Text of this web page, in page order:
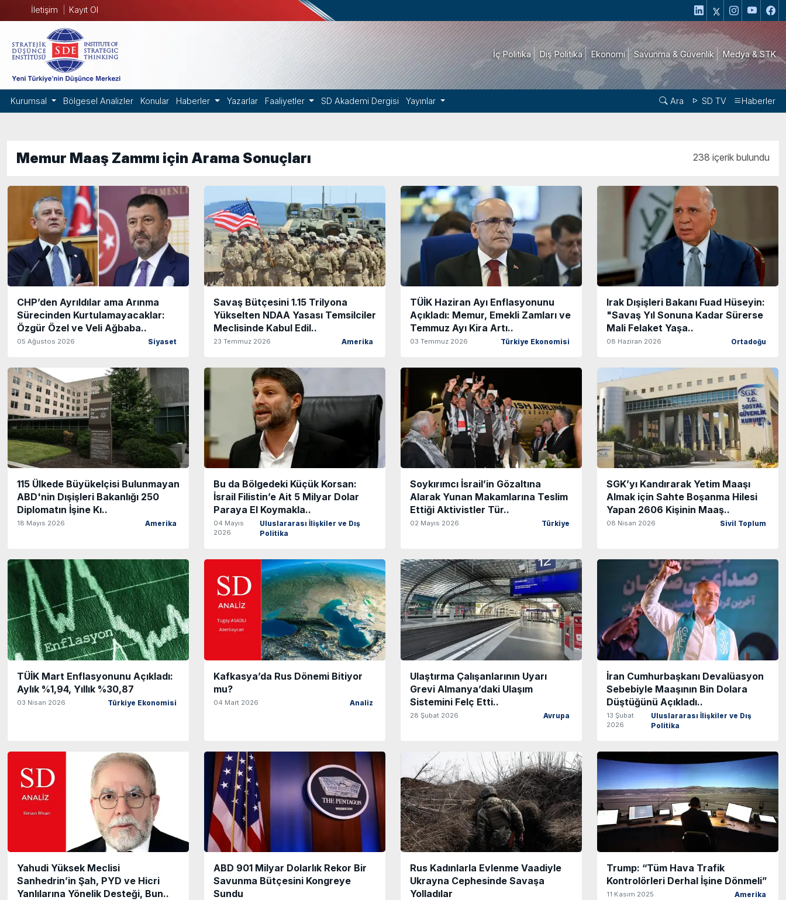
İletişim Kayıt Ol
İç Politika Dış Politika Ekonomi Savunma & Güvenlik Medya & STK
Kurumsal Bölgesel Analizler Konular Haberler Yazarlar Faaliyetler SD Akademi Dergisi Yayınlar Ara SD TV Haberler
Memur Maaş Zammı için Arama Sonuçları 238 içerik bulundu
CHP’den Ayrıldılar ama Arınma
Sürecinden Kurtulamayacaklar:
Özgür Özel ve Veli Ağbaba..
05 Ağustos 2026 Siyaset
Savaş Bütçesini 1.15 Trilyona
Yükselten NDAA Yasası Temsilciler
Meclisinde Kabul Edil..
23 Temmuz 2026 Amerika
TÜİK Haziran Ayı Enflasyonunu
Açıkladı: Memur, Emekli Zamları ve
Temmuz Ayı Kira Artı..
03 Temmuz 2026 Türkiye Ekonomisi
Irak Dışişleri Bakanı Fuad Hüseyin:
"Savaş Yıl Sonuna Kadar Sürerse
Mali Felaket Yaşa..
08 Haziran 2026 Ortadoğu
115 Ülkede Büyükelçisi Bulunmayan
ABD'nin Dışişleri Bakanlığı 250
Diplomatın İşine Kı..
18 Mayıs 2026 Amerika
Bu da Bölgedeki Küçük Korsan:
İsrail Filistin’e Ait 5 Milyar Dolar
Paraya El Koymakla..
04 Mayıs
2026
Uluslararası İlişkiler ve Dış
Politika
Soykırımcı İsrail’in Gözaltına
Alarak Yunan Makamlarına Teslim
Ettiği Aktivistler Tür..
02 Mayıs 2026 Türkiye
SGK’yı Kandırarak Yetim Maaşı
Almak için Sahte Boşanma Hilesi
Yapan 2606 Kişinin Maaş..
08 Nisan 2026 Sivil Toplum
TÜİK Mart Enflasyonunu Açıkladı:
Aylık %1,94, Yıllık %30,87
03 Nisan 2026 Türkiye Ekonomisi
Kafkasya’da Rus Dönemi Bitiyor
mu?
04 Mart 2026 Analiz
Ulaştırma Çalışanlarının Uyarı
Grevi Almanya’daki Ulaşım
Sistemini Felç Etti..
28 Şubat 2026 Avrupa
İran Cumhurbaşkanı Devalüasyon
Sebebiyle Maaşının Bin Dolara
Düştüğünü Açıkladı..
13 Şubat
2026
Uluslararası İlişkiler ve Dış
Politika
Yahudi Yüksek Meclisi
Sanhedrin’in Şah, PYD ve Hicri
Yanlılarına Yönelik Desteği, Bun..
ABD 901 Milyar Dolarlık Rekor Bir
Savunma Bütçesini Kongreye
Sundu
Rus Kadınlarla Evlenme Vaadiyle
Ukrayna Cephesinde Savaşa
Yolladılar
Trump: “Tüm Hava Trafik
Kontrolörleri Derhal İşine Dönmeli”
11 Kasım 2025 Amerika